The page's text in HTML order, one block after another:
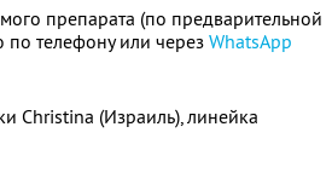
препарата (по предварительной
по телефону или черезWhatsApp
Christina (Израиль), линейка